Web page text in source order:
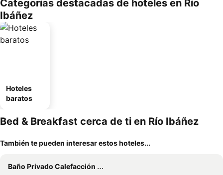
o
Categorías destacadas de hoteles en Río
Ibáñez
Hoteles
baratos
Bed & Breakfast cerca de ti en Río Ibáñez
También te pueden interesar estos hoteles...
Baño Privado Calefacción Matrimonial o 2 Camas